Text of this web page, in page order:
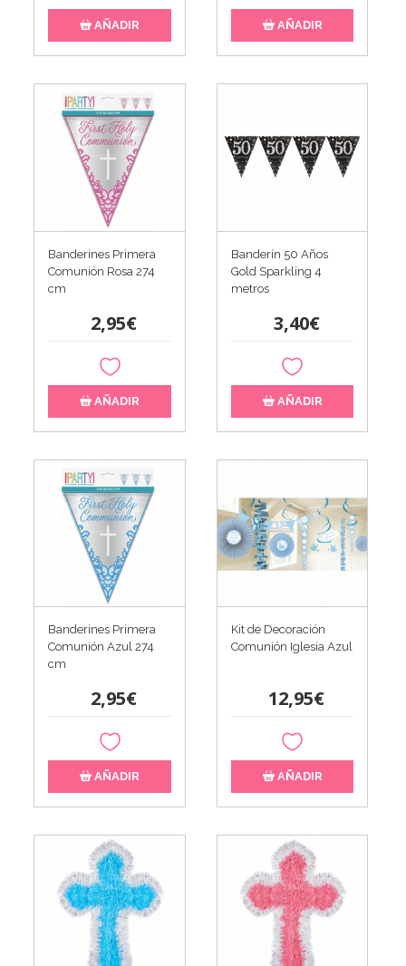
AÑADIR AÑADIR
Banderines Primera
Comunión Rosa 274
cm
2,95€
AÑADIR
Banderín 50 Años
Gold Sparkling 4
metros
3,40€
AÑADIR
Banderines Primera
Comunión Azul 274
cm
2,95€
AÑADIR
Kit de Decoración
Comunión Iglesia Azul
12,95€
AÑADIR